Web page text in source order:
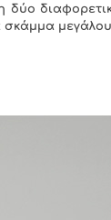
δύο
σκάμμα